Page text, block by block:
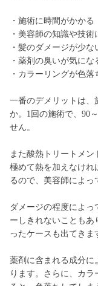
・施術に時間がかかる
・美容師の知識や技
・髪のダメージが少
・薬剤の臭いが気にな
・カラーリングが色落
一番のデメリットは、
か。1回の施術で、90
せん。
また酸熱トリートメ
極めて熱を加えなけれ
るので、美容師によっ
ダメージの程度によ
ーしきれないことも
ったケースも出てきま
薬剤に含まれる成分に
ります。さらに、カ